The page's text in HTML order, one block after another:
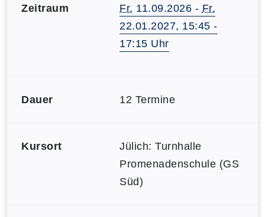
Zeitraum Fr. 11.09.2026 - Fr.
22.01.2027, 15:45 -
17:15 Uhr
Dauer 12 Termine
Kursort
Jülich: Turnhalle
Promenadenschule (GS
Süd)